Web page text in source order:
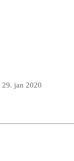
29. jan 2020